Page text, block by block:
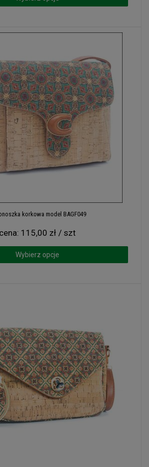
korkowa model BAGF049
cena: 115,00 zł / szt
Wybierz opcje